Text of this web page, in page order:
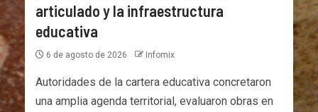
articulado y la infraestructura
educativa
6 de agosto de 2026 Infomix
Autoridades de la cartera educativa concretaron
una amplia agenda territorial, evaluaron obras en